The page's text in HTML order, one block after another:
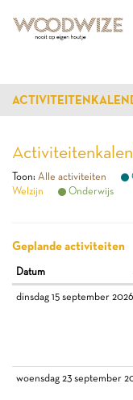
Toon: Alle activiteiten
Welzijn
Onderwijs
Geplande activiteiten
Datum
dinsdag 15 september 2026
woensdag 23 september